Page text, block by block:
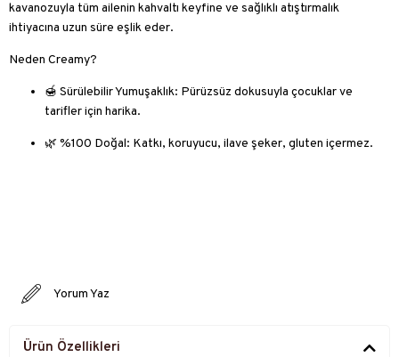
kavanozuyla tüm ailenin kahvaltı keyfine ve sağlıklı atıştırmalık
ihtiyacına uzun süre eşlik eder.
Neden Creamy?
🍯 Sürülebilir Yumuşaklık: Pürüzsüz dokusuyla çocuklar ve
tarifler için harika.
🌿 %100 Doğal: Katkı, koruyucu, ilave şeker, gluten içermez.
Yorum Yaz
Ürün Özellikleri